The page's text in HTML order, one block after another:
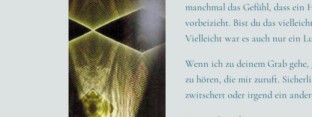
manch­mal das Gefühl, dass
vor­bei­zieht. Bist du das
Viel­leicht war es auch nur ein
Wenn ich zu dei­nem Grab
zu hören, die mir zuruft.
zwit­schert oder irgend ein